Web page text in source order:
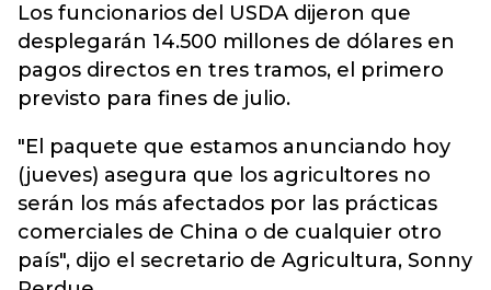
Los funcionarios del USDA dijeron que
desplegarán 14.500 millones de dólares en
pagos directos en tres tramos, el primero
previsto para fines de julio.
"El paquete que estamos anunciando hoy
(jueves) asegura que los agricultores no
serán los más afectados por las prácticas
comerciales de China o de cualquier otro
país", dijo el secretario de Agricultura, Sonny